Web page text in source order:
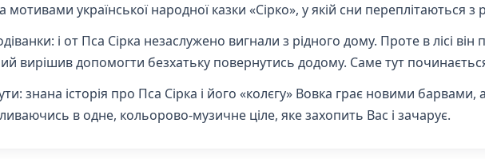
української народної казки «Сірко», у якій сни переплітаються з
і от Пса Сірка незаслужено вигнали з рідного дому. Проте в лісі
вирішив допомогти безхатьку повернутись додому. Саме тут
знана історія про Пса Сірка і його «колєгу» Вовка грає новими
в одне, кольорово-музичне ціле, яке захопить Вас і зачарує.